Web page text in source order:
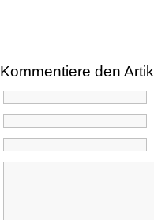
Kommentiere den